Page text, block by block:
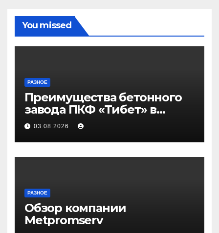
You missed
РАЗНОЕ
Преимущества бетонного
завода ПКФ «Тибет» в
Волгограде и Волжском
03.08.2026
РАЗНОЕ
Обзор компании
Metpromserv